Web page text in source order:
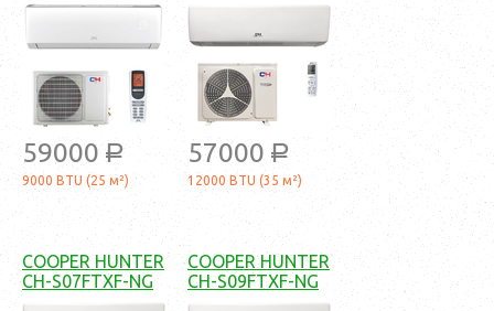
59000 a
9000 BTU (25 м²)
57000 a
12000 BTU (35 м²)
COOPER HUNTER
CH-S07FTXF-NG
COOPER HUNTER
CH-S09FTXF-NG